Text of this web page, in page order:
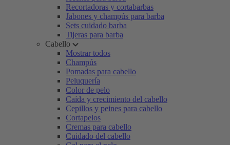
Recortadoras y cortabarbas
Jabones y champús para barba
Sets cuidado barba
Tijeras para barba
Cabello
Mostrar todos
Champús
Pomadas para cabello
Peluquería
Color de pelo
Caída y crecimiento del cabello
Cepillos y peines para cabello
Cortapelos
Cremas para cabello
Cuidado del cabello